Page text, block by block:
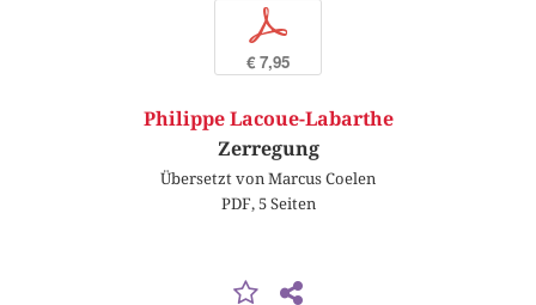
p
€ 7,95
Philippe Lacoue-Labarthe
Zerregung
Übersetzt von Marcus Coelen
PDF, 5 Seiten